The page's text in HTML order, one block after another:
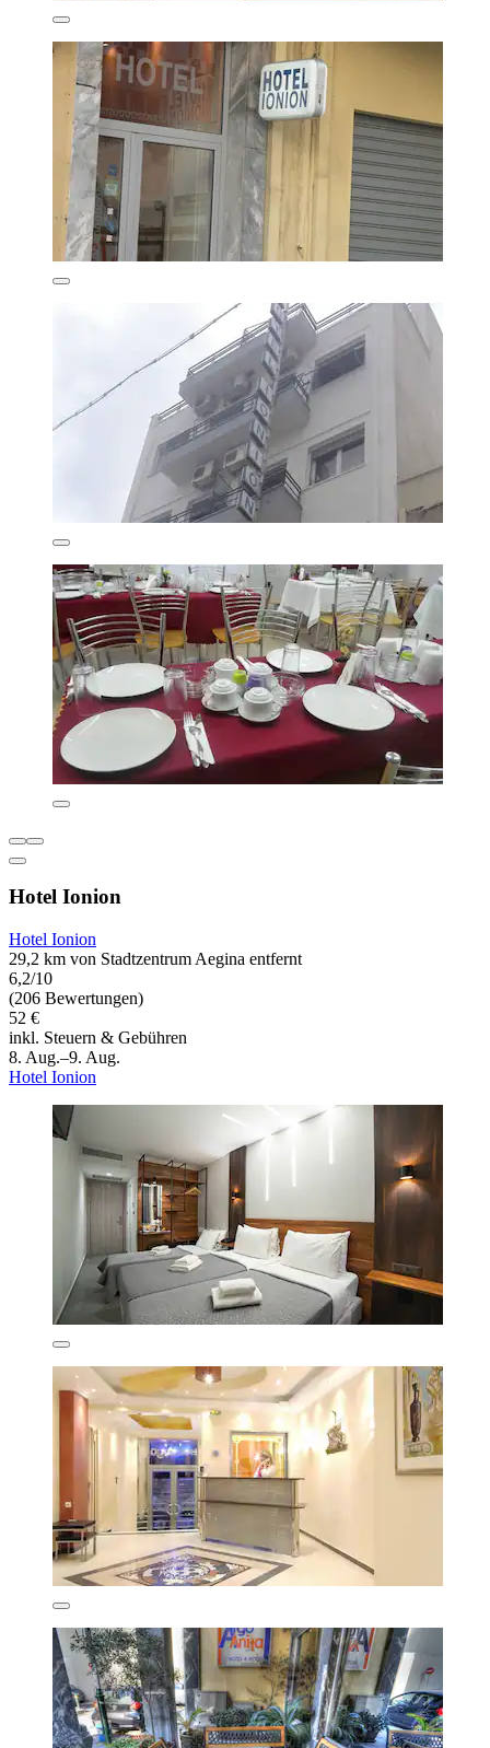
Hotel Ionion
Hotel Ionion
29,2 km von Stadtzentrum Aegina entfernt
6,2/10
(206 Bewertungen)
52 €
inkl. Steuern & Gebühren
8. Aug.–9. Aug.
Hotel Ionion